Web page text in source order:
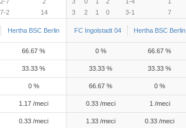
7-2 14 3 2 1 0 3-1 7
Hertha BSC Berlin FC Ingolstadt 04 Hertha BSC Berlin
66.67 % 0 % 66.67 %
33.33 % 33.33 % 33.33 %
0 % 66.67 % 0 %
1.17 /meci 0.33 /meci 1 /meci
0.33 /meci 1.33 /meci 0.33 /meci